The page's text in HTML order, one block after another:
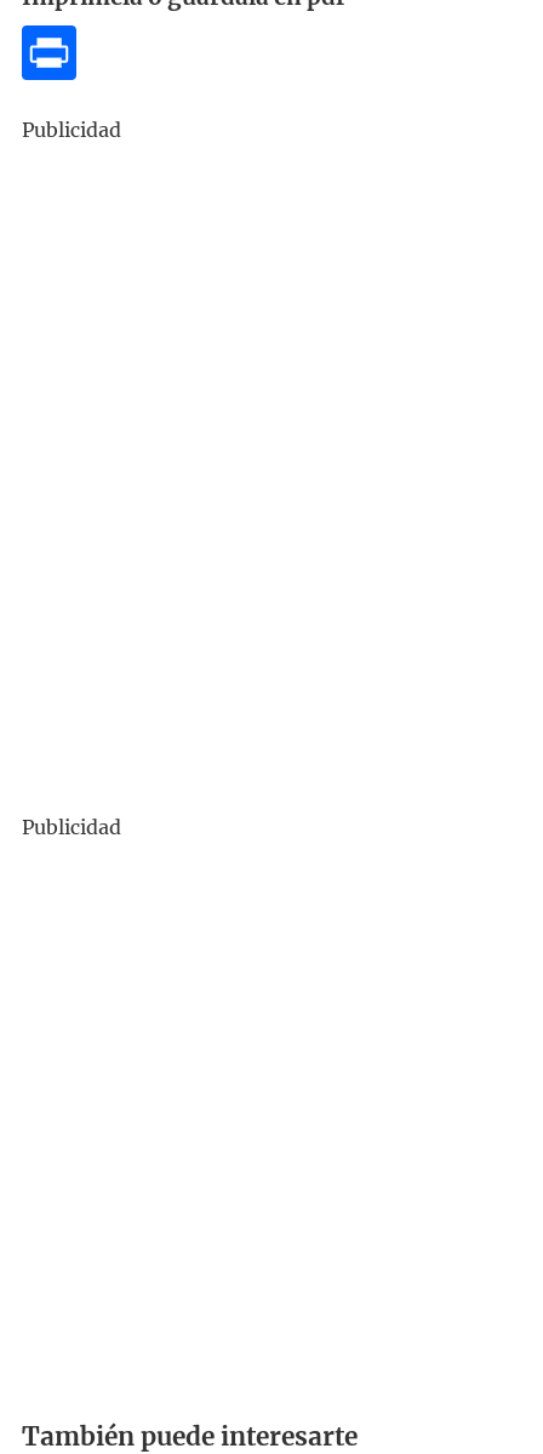
Publicidad
Publicidad
También puede interesarte